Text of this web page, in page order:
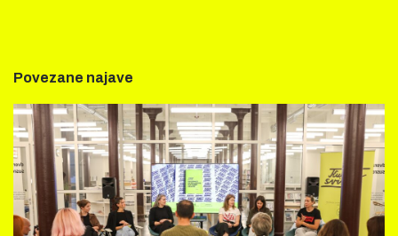
Povezane najave